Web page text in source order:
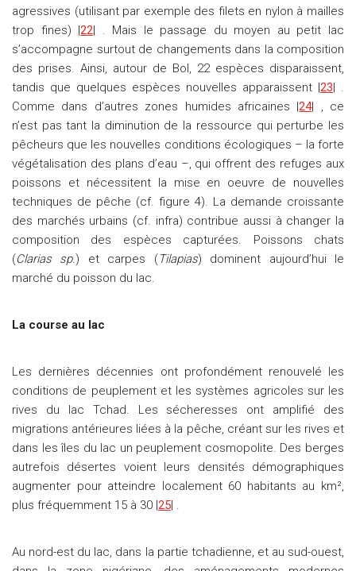
agressives (utilisant par exemple des filets en nylon à mailles
trop fines) |22| . Mais le passage du moyen au petit lac
s’accompagne surtout de changements dans la composition
des prises. Ainsi, autour de Bol, 22 espèces disparaissent,
tandis que quelques espèces nouvelles apparaissent |23| .
Comme dans d’autres zones humides africaines |24| , ce
n’est pas tant la diminution de la ressource qui perturbe les
pêcheurs que les nouvelles conditions écologiques – la forte
végétalisation des plans d’eau –, qui offrent des refuges aux
poissons et nécessitent la mise en oeuvre de nouvelles
techniques de pêche (cf. figure 4). La demande croissante
des marchés urbains (cf. infra) contribue aussi à changer la
composition des espèces capturées. Poissons chats
(Clarias sp.) et carpes (Tilapias) dominent aujourd’hui le
marché du poisson du lac.
La course au lac
Les dernières décennies ont profondément renouvelé les
conditions de peuplement et les systèmes agricoles sur les
rives du lac Tchad. Les sécheresses ont amplifié des
migrations antérieures liées à la pêche, créant sur les rives et
dans les îles du lac un peuplement cosmopolite. Des berges
autrefois désertes voient leurs densités démographiques
augmenter pour atteindre localement 60 habitants au km²,
plus fréquemment 15 à 30 |25| .
Au nord-est du lac, dans la partie tchadienne, et au sud-ouest,